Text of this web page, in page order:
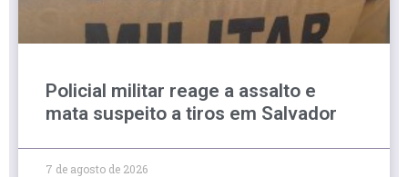
Policial militar reage a assalto e
mata suspeito a tiros em Salvador
7 de agosto de 2026